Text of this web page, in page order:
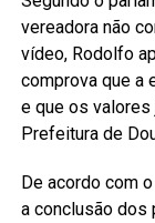
vereadora não
vídeo, Rodolfo
comprova que a
e que os
Prefeitura de
De acordo com
a conclusão dos